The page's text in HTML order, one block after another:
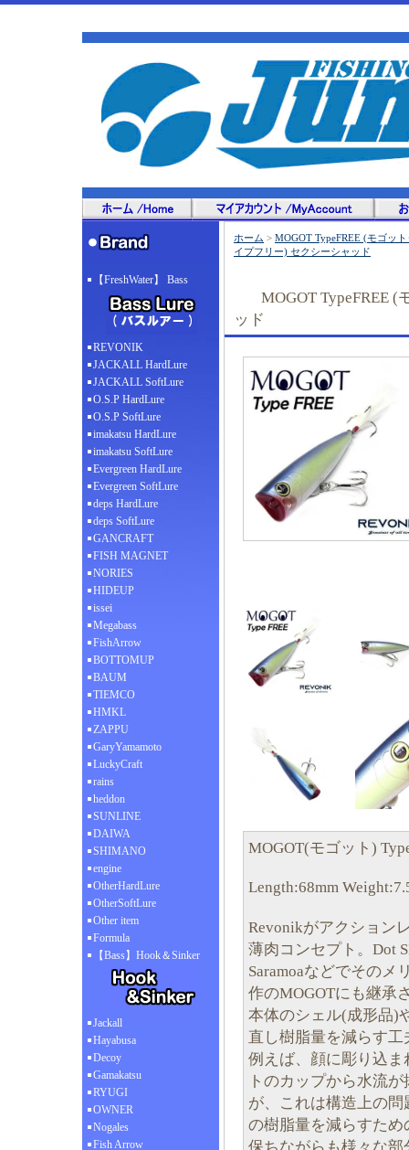
【FreshWater】 Bass
REVONIK
JACKALL HardLure
JACKALL SoftLure
O.S.P HardLure
O.S.P SoftLure
imakatsu HardLure
imakatsu SoftLure
Evergreen HardLure
Evergreen SoftLure
deps HardLure
deps SoftLure
GANCRAFT
FISH MAGNET
NORIES
HIDEUP
issei
Megabass
FishArrow
BOTTOMUP
BAUM
TIEMCO
HMKL
ZAPPU
GaryYamamoto
LuckyCraft
rains
heddon
SUNLINE
DAIWA
SHIMANO
engine
OtherHardLure
OtherSoftLure
Other item
Formula
【Bass】Hook＆Sinker
Jackall
Hayabusa
Decoy
Gamakatsu
RYUGI
OWNER
Nogales
Fish Arrow
ホーム > MOGOT TypeFREE (モゴッ
イプフリー) セクシーシャッド
MOGOT TypeFREE
ッド
MOGOT(モゴット)
Length:68mm
Revonikがアクション
薄肉コンセプト。Dot
Saramoaなどでそのメ
作のMOGOTにも継承
本体のシェル(成形品)
直し樹脂量を減らす
例えば、顔に彫り込
トのカップから水流
が、これは構造上の
の樹脂量を減らすた
保ちながらも様々な